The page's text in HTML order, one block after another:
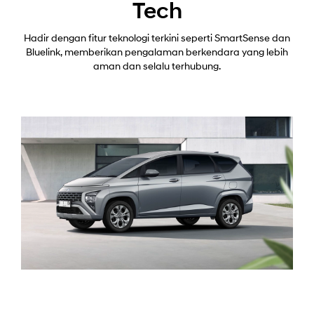
Tech
Hadir dengan fitur teknologi terkini seperti SmartSense dan
Bluelink, memberikan pengalaman berkendara yang lebih
aman dan selalu terhubung.